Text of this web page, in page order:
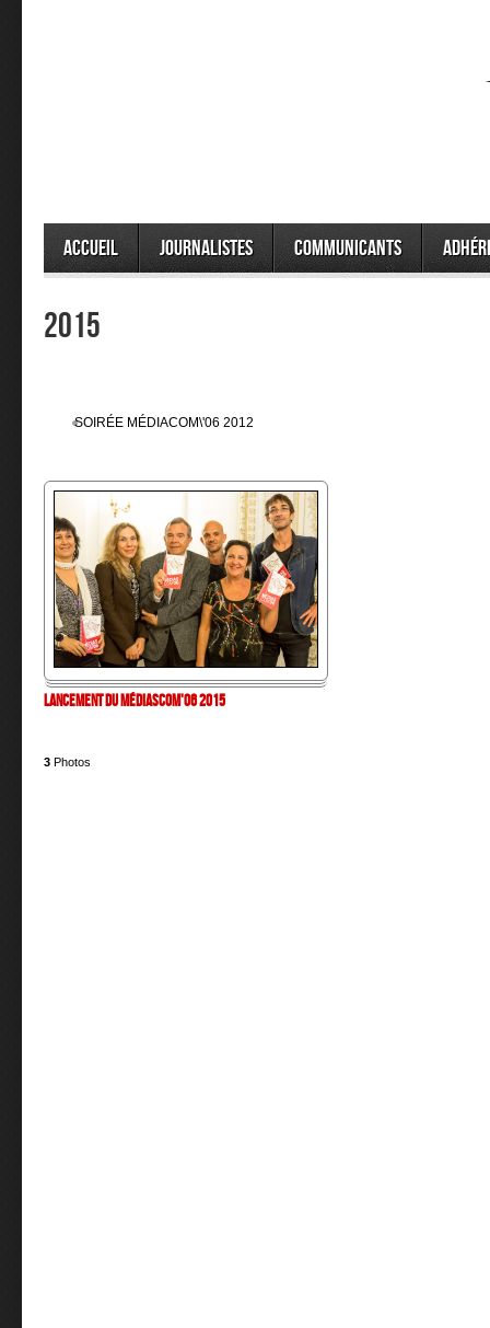
Accueil Journalistes Communicants
2015
SOIRÉE MÉDIACOM\'06 2012
Lancement du MédiasCom'06 2015
3 Photos